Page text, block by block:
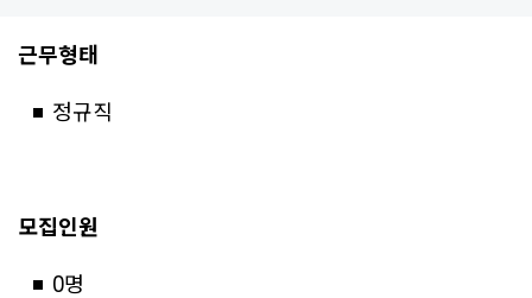
근무형태
정규직
모집인원
0명